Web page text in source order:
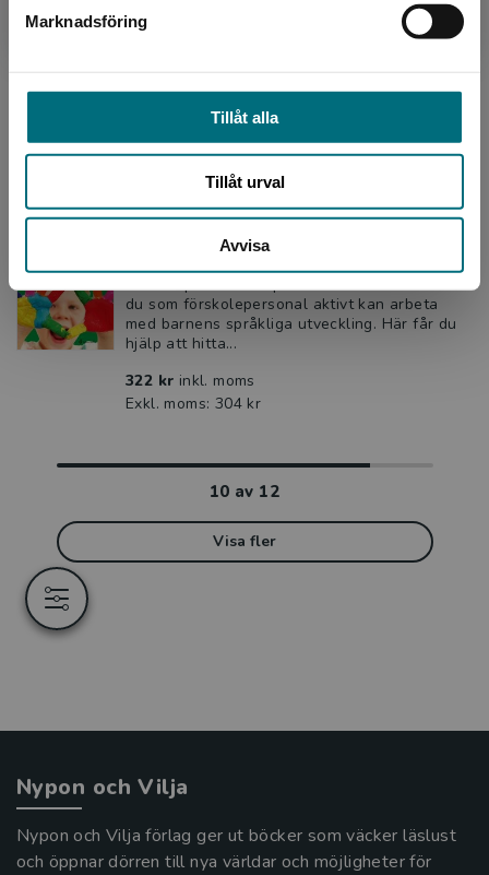
Marknadsföring
Tillåt alla
Tillåt urval
Avvisa
Bengtsson, Torsten
Enkel fristående läsförståelse med texter som
495 krinkl. moms
Exkl. moms: 467 kr
TRAS-tips
Skappel Misund, Sidsel m.fl.
TRAS-tips är ett inspirationsmaterial om hur
du som förskolepersonal aktivt kan arbeta
med barnens språkliga utveckling. Här får du
hjälp att hitta...
322 kr inkl. moms
Exkl. moms: 304 kr
10 av 12
Visa fler
Nypon och Vilja
Nypon och Vilja förlag ger ut böcker som väcker läslust
och öppnar dörren till nya världar och möjligheter för